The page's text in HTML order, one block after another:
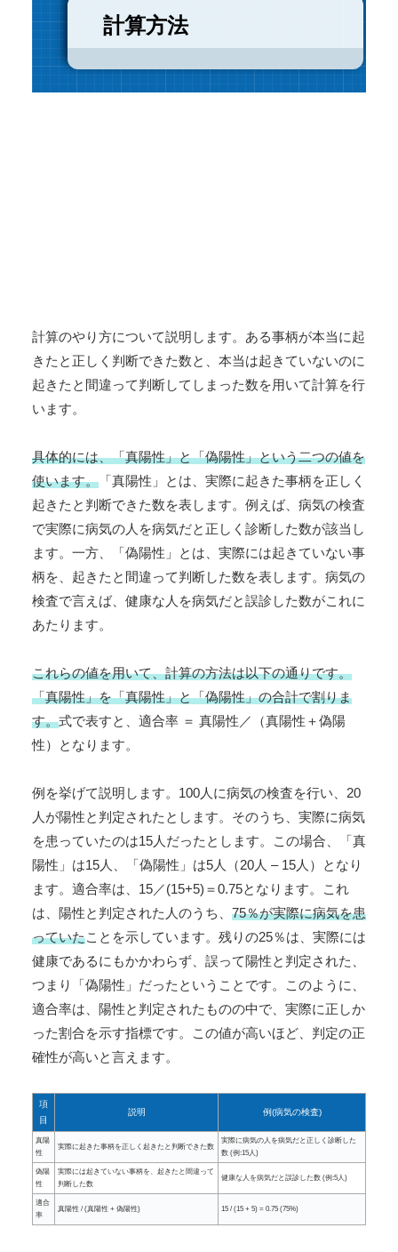
計算方法
計算のやり方について説明します。ある事柄が本当に起
きたと正しく判断できた数と、本当は起きていないのに
起きたと間違って判断してしまった数を用いて計算を行
います。
具体的には、「真陽性」と「偽陽性」という二つの値を
使います。 「真陽性」とは、実際に起きた事柄を正しく
起きたと判断できた数を表します。例えば、病気の検査
で実際に病気の人を病気だと正しく診断した数が該当し
ます。一方、「偽陽性」とは、実際には起きていない事
柄を、起きたと間違って判断した数を表します。病気の
検査で言えば、健康な人を病気だと誤診した数がこれに
あたります。
これらの値を用いて、計算の方法は以下の通りです。
「真陽性」を「真陽性」と「偽陽性」の合計で割りま
す。式で表すと、適合率 ＝ 真陽性／（真陽性＋偽陽
性）となります。
例を挙げて説明します。100人に病気の検査を行い、20
人が陽性と判定されたとします。そのうち、実際に病気
を患っていたのは15人だったとします。この場合、「真
陽性」は15人、「偽陽性」は5人（20人 – 15人）となり
ます。適合率は、15／(15+5)＝0.75となります。これ
は、陽性と判定された人のうち、 75％が実際に病気を患
っていたことを示しています。残りの25％は、実際には
健康であるにもかかわらず、誤って陽性と判定された、
つまり「偽陽性」だったということです。このように、
適合率は、陽性と判定されたものの中で、実際に正しか
った割合を示す指標です。この値が高いほど、判定の正
確性が高いと言えます。
項
目
説明 例(病気の検査)
真陽
性
実際に起きた事柄を正しく起きたと判断できた数
実際に病気の人を病気だと正しく診断した
数 (例:15人)
偽陽
性
実際には起きていない事柄を、起きたと間違って
判断した数
健康な人を病気だと誤診した数 (例:5人)
適合
率
真陽性 / (真陽性 + 偽陽性) 15 / (15 + 5) = 0.75 (75%)